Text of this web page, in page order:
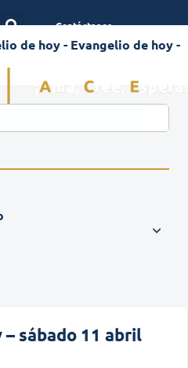
Contáctanos
de hoy- Evangelio de hoy -
sábado 11 abril